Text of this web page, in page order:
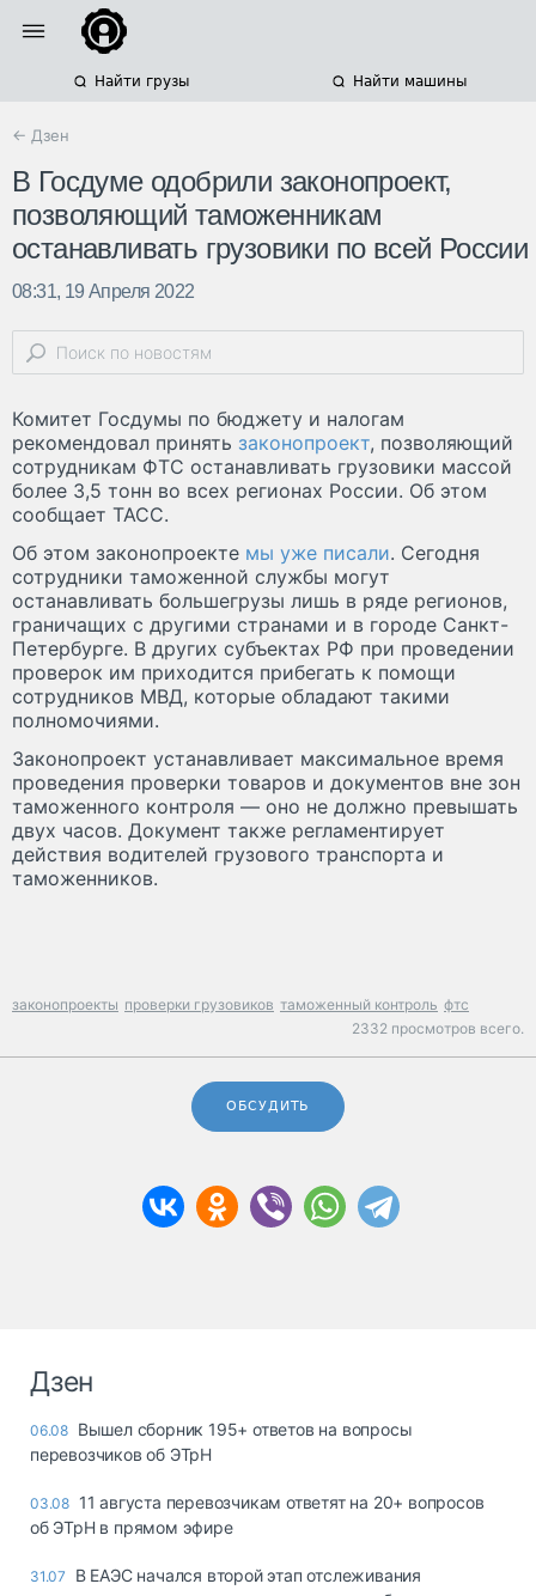
Найти грузы Найти машины
← Дзен
В Госдуме одобрили законопроект,
позволяющий таможенникам
останавливать грузовики по всей России
08:31, 19 Апреля 2022
Комитет Госдумы по бюджету и налогам
рекомендовал принять законопроект, позволяющий
сотрудникам ФТС останавливать грузовики массой
более 3,5 тонн во всех регионах России. Об этом
сообщает ТАСС.
Об этом законопроекте мы уже писали. Сегодня
сотрудники таможенной службы могут
останавливать большегрузы лишь в ряде регионов,
граничащих с другими странами и в городе Санкт-
Петербурге. В других субъектах РФ при проведении
проверок им приходится прибегать к помощи
сотрудников МВД, которые обладают такими
полномочиями.
Законопроект устанавливает максимальное время
проведения проверки товаров и документов вне зон
таможенного контроля — оно не должно превышать
двух часов. Документ также регламентирует
действия водителей грузового транспорта и
таможенников.
законопроекты проверки грузовиков таможенный контроль фтс
2332 просмотров всего.
ОБСУДИТЬ
Дзен
06.08 Вышел сборник 195+ ответов на вопросы
перевозчиков об ЭТрН
03.08 11 августа перевозчикам ответят на 20+ вопросов
об ЭТрН в прямом эфире
31.07
В ЕАЭС начался второй этап отслеживания